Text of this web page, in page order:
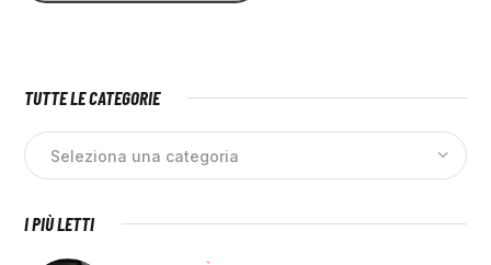
TUTTE LE CATEGORIE
I PIÙ LETTI